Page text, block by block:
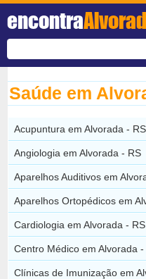
encontra
Saúde em
Acupuntura em Alvorada - RS
Angiologia em Alvorada - RS
Aparelhos Auditivos em
Aparelhos Ortopédicos em
Cardiologia em Alvorada - RS
Centro Médico em Alvorada -
Clínicas de Imunização em